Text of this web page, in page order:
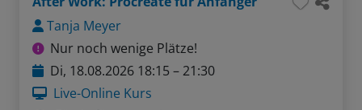
Tanja Meyer
Nur noch wenige Plätze!
Di, 18.08.2026 18:15 – 21:30
Live-Online Kurs